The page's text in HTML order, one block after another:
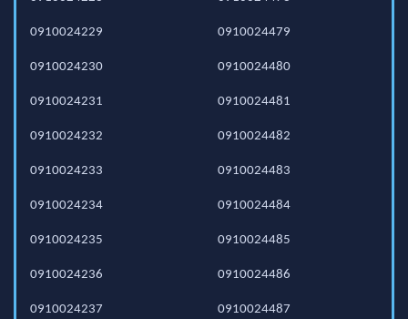
0910024229
0910024230
0910024231
0910024232
0910024233
0910024234
0910024235
0910024236
0910024237
0910024479
0910024480
0910024481
0910024482
0910024483
0910024484
0910024485
0910024486
0910024487